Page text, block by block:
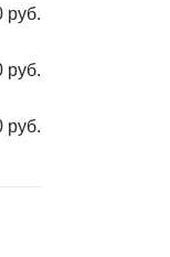
руб.
руб.
руб.